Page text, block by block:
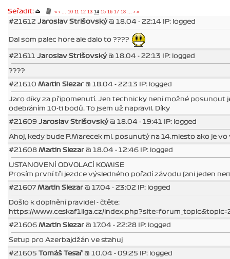
Seřadit: « ‹ 10 11 12 13 14 15 16 17 18 › »
#21612 Jaroslav Strišovský@ 18.04 - 22:14 IP: logged
Dal som palec hore ale dalo to ????
#21611 Jaroslav Strišovský@ 18.04 - 22:13 IP: logged
????
#21610 Martin Slezar @ 18.04 - 22:13 IP: logged
Jaro díky za připomenutí. Jen technicky není možné posunout
odebráním 10-ti bodů. To jsem už napravil. Díky
#21609 Jaroslav Strišovský@ 18.04 - 19:41 IP: logged
Ahoj, kedy bude P.Marecek ml. posunutý na 14.miesto ako je
#21608 Martin Slezar @ 18.04 - 12:46 IP: logged
USTANOVENÍ ODVOLACÍ KOMISE
Prosím první tři jezdce výsledného pořadí závodu (ani jeden
#21607 Martin Slezar @ 17.04 - 23:02 IP: logged
Došlo k doplnění pravidel - čtěte:
https://www.ceskaf1liga.cz/
#21606 Martin Slezar @ 17.04 - 22:28 IP: logged
Setup pro Azerbajdžán ve stahuj
#21605 Tomáš Tesař @ 10.04 - 09:25 IP: logged